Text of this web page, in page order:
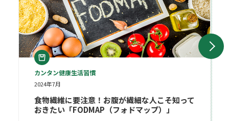
カンタン健康生活習慣
2024年7月
食物繊維に要注意！お腹が繊細な人こそ知って
おきたい「FODMAP（フォドマップ）」